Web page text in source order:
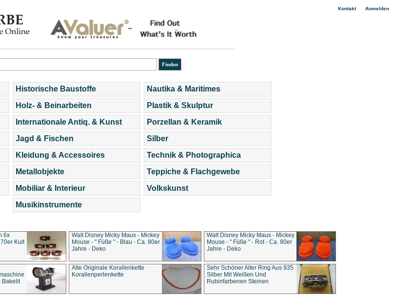
Kontakt| Anmelden
Historische Baustoffe
Holz- & Beinarbeiten
Internationale Antiq. & Kunst
Jagd & Fischen
Kleidung & Accessoires
Metallobjekte
Mobiliar & Interieur
Musikinstrumente
Nautika & Maritimes
Plastik & Skulptur
Porzellan & Keramik
Silber
Technik & Photographica
Teppiche & Flachgewebe
Volkskunst
6x
Kult
Walt Disney Micky Maus - Mickey
Mouse - " Füße " - Blau - Ca. 80er
Jahre - Deko
Walt Disney Micky Maus - Mickey
Mouse - " Füße " - Rot - Ca. 80er
Jahre - Deko
Bakelit
Alte Originale Korallenkette
Korallenperlenkette
Sehr Schöner Alter Ring Aus 935
Silber Mit Weißen Und
Rubinfarbenen Steinen